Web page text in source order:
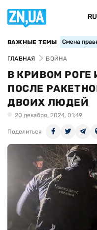
RU
ВАЖНЫЕ ТЕМЫ Смена
ГЛАВНАЯ ВОЙНА
В КРИВОМ РОГЕ
ПОСЛЕ
ДВОИХ ЛЮДЕЙ
20 декабря, 2024, 01:49
Поделиться